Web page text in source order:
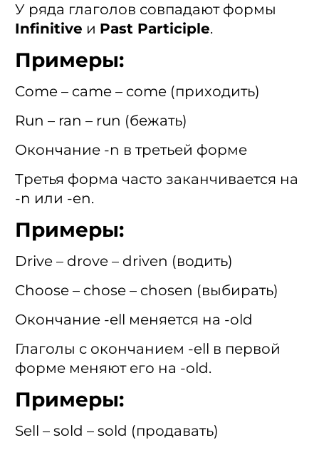
У ряда глаголов совпадают формы
Infinitive и Past Participle.
Примеры:
Come – came – come (приходить)
Run – ran – run (бежать)
Окончание -n в третьей форме
Третья форма часто заканчивается на
-n или -en.
Примеры:
Drive – drove – driven (водить)
Choose – chose – chosen (выбирать)
Окончание -ell меняется на -old
Глаголы с окончанием -ell в первой
форме меняют его на -old.
Примеры:
Sell – sold – sold (продавать)